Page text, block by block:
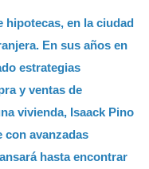
hipotecas, en la ciudad
En sus años en
estrategias
y ventas de
vivienda, Isaack Pino
con avanzadas
hasta encontrar